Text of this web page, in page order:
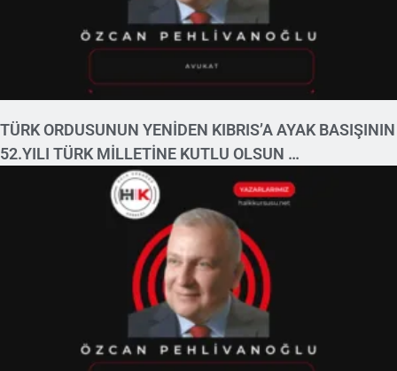
TÜRK ORDUSUNUN YENİDEN KIBRIS’A AYAK BASIŞININ
52.YILI TÜRK MİLLETİNE KUTLU OLSUN …